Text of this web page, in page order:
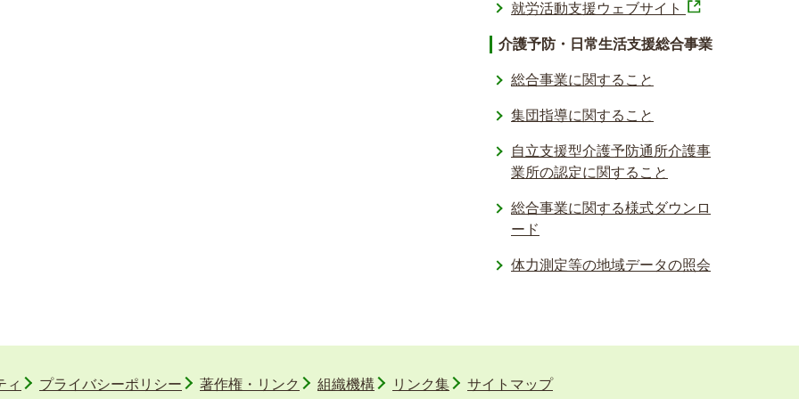
就労活動支援ウェブサイト
介護予防・日常生活支援総合事業
総合事業に関すること
集団指導に関すること
自立支援型介護予防通所介護事
業所の認定に関すること
総合事業に関する様式ダウンロ
ード
体力測定等の地域データの照会­
ィ プライバシーポリシー 著作権・リンク 組織機構 リンク集 サイトマップ